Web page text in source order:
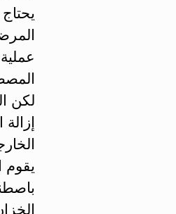
عملية
لكن
يقوم